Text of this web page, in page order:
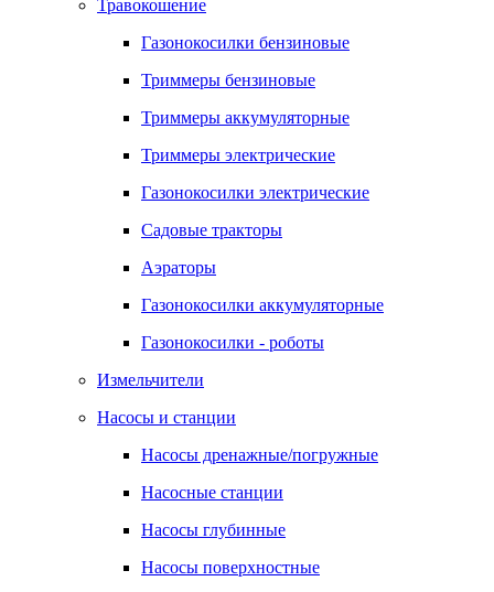
Травокошение
Газонокосилки бензиновые
Триммеры бензиновые
Триммеры аккумуляторные
Триммеры электрические
Газонокосилки электрические
Садовые тракторы
Аэраторы
Газонокосилки аккумуляторные
Газонокосилки - роботы
Измельчители
Насосы и станции
Насосы дренажные/погружные
Насосные станции
Насосы глубинные
Насосы поверхностные